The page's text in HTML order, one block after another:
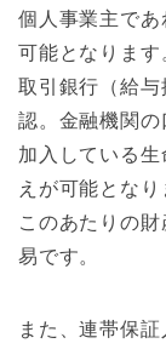
個人事業主で
可能となります
取引銀行（給
認。金融機関の
加入している
えが可能となり
このあたりの
易です。
また、連帯保